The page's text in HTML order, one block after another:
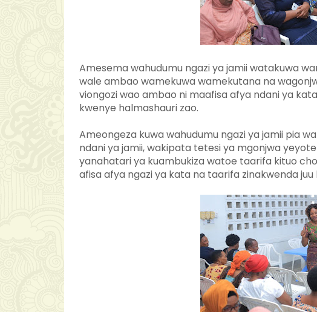
Amesema wahudumu ngazi ya jamii watakuwa
wale ambao wamekuwa wamekutana na
viongozi wao ambao ni maafisa afya ndani ya
kwenye halmashauri zao.
Ameongeza kuwa wahudumu ngazi ya jamii pia
ndani ya jamii, wakipata tetesi ya mgonjwa
yanahatari ya kuambukiza watoe taarifa kituo
afisa afya ngazi ya kata na taarifa zinakwenda juu